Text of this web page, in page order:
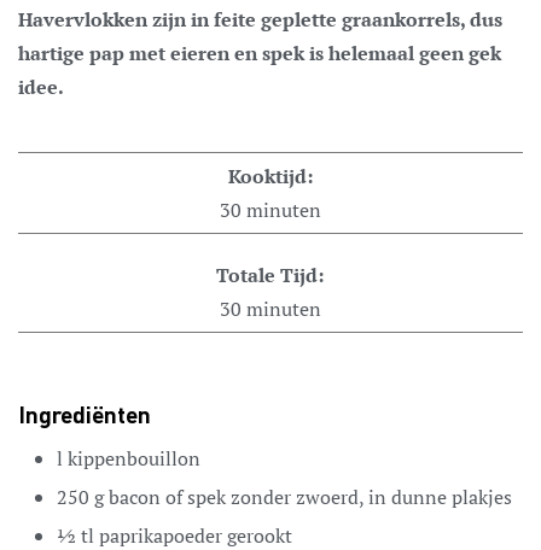
Havervlokken zijn in feite geplette graankorrels, dus
hartige pap met eieren en spek is helemaal geen gek
idee.
Kooktijd:
30 minuten
Totale Tijd:
30 minuten
Ingrediënten
l kippenbouillon
250 gbacon of spek zonder zwoerd, in dunne plakjes
½ tl paprikapoedergerookt